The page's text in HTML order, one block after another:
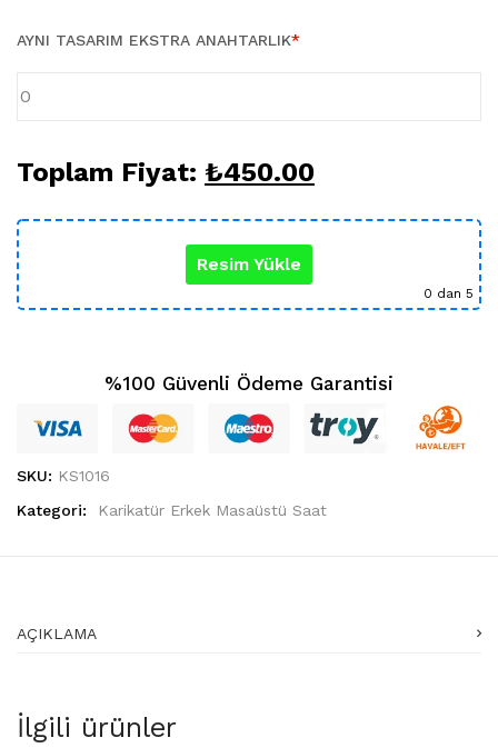
KUPA BARDAK (5)
Öğretmenler Günü (5)
AYNI TASARIM EKSTRA ANAHTARLIK*
Toplam Fiyat: ₺450.00
Resim Yükle
0 dan 5
%100 Güvenli Ödeme Garantisi
SKU: KS1016
Kategori:
Karikatür Erkek Masaüstü Saat
AÇIKLAMA
İlgili ürünler